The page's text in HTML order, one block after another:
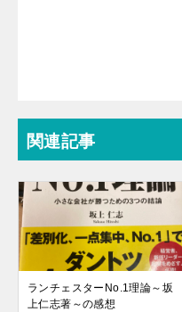
関連記事
ランチェスターNo.1理論～坂
上仁志著～の感想